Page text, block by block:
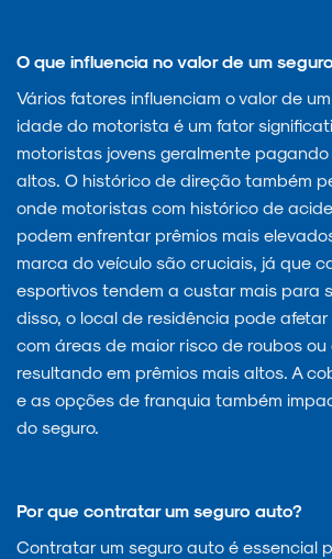
O que influencia no valor de um
Vários fatores influenciam o valor de
idade do motorista é um fator
motoristas jovens geralmente pagando
altos. O histórico de direção também
onde motoristas com histórico de
podem enfrentar prêmios mais
marca do veículo são cruciais, já que
esportivos tendem a custar mais para
disso, o local de residência pode afetar
com áreas de maior risco de roubos
resultando em prêmios mais altos. A
e as opções de franquia também
do seguro.
Por que contratar um seguro auto?
Contratar um seguro auto é essencial